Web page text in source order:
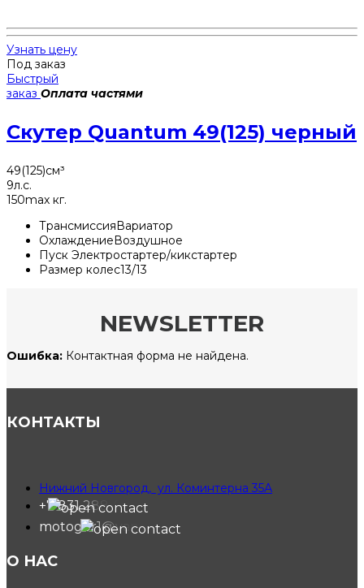
Узнать цену
Под заказ
Быстрый
заказ Оплата частями
Скутер Quantum 49(125) черный
49(125)см³
9л.с.
150max кг.
ТрансмиссияВариатор
ОхлаждениеВоздушное
Пуск Электростартер/кикстартер
Размер колес13/13
NEWSLETTER
Ошибка: Контактная форма не найдена.
КОНТАКТЫ
Нижний Новгород, ул. Коминтерна 35А
+7 831 288-91-40
motogor1@yandex.ru
О НАС